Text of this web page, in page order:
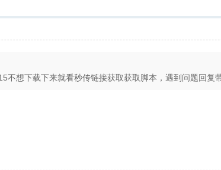
不想下载下来就看秒传链接获取获取脚本，遇到问题回复